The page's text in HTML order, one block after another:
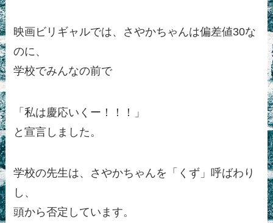
映画ビリギャルでは、さやかちゃんは偏差値30な
のに、
学校でみんなの前で
「私は慶応いくー！！！」
と宣言しました。
学校の先生は、さやかちゃんを「くず」呼ばわり
し、
頭から否定しています。